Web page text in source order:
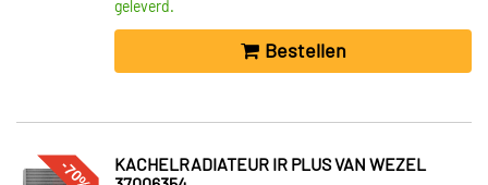
geleverd.
Bestellen
-70%
KACHELRADIATEUR IR PLUS VAN WEZEL